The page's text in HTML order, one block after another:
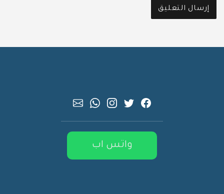
واتس اب